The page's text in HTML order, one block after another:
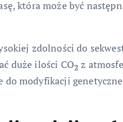
która może być
zdolności do
duże ilości CO2 z
modyfikacji